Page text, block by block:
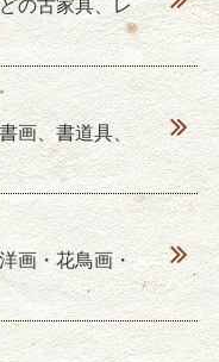
の古家具、レ
画、書道具、
画・花鳥画・